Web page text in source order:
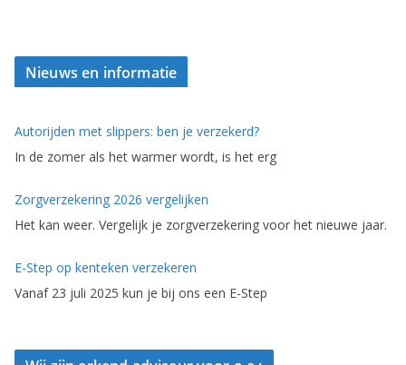
Nieuws en informatie
Autorijden met slippers: ben je verzekerd?
In de zomer als het warmer wordt, is het erg
Zorgverzekering 2026 vergelijken
Het kan weer. Vergelijk je zorgverzekering voor het nieuwe jaar.
E-Step op kenteken verzekeren
Vanaf 23 juli 2025 kun je bij ons een E-Step